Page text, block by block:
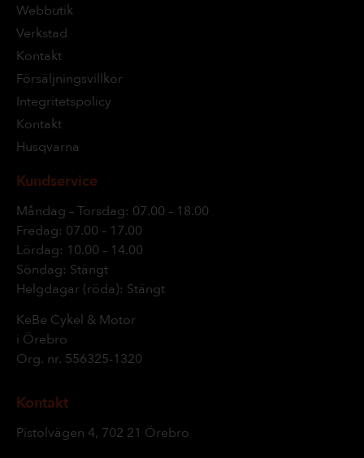
Webbutik
Verkstad
Kontakt
Försäljningsvillkor
Integritetspolicy
Kontakt
Husqvarna
Kundservice
Måndag – Torsdag: 07.00 – 18.00
Fredag: 07.00 – 17.00
Lördag: 10.00 – 14.00
Söndag: Stängt
Helgdagar (röda): Stängt
KeBe Cykel & Motor
i Örebro
Org. nr. 556325-1320
Kontakt
Pistolvägen 4, 702 21 Örebro